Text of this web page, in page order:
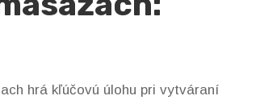
hrá kľúčovú úlohu pri vytváraní